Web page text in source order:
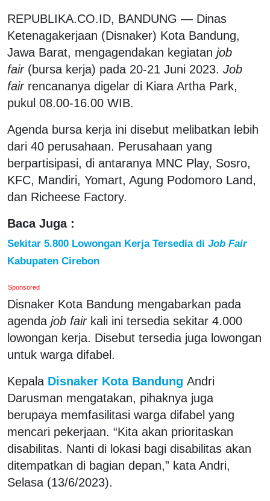
REPUBLIKA.CO.ID, BANDUNG — Dinas
Ketenagakerjaan (Disnaker) Kota Bandung,
Jawa Barat, mengagendakan kegiatan job
fair (bursa kerja) pada 20-21 Juni 2023. Job
fair rencananya digelar di Kiara Artha Park,
pukul 08.00-16.00 WIB.
Agenda bursa kerja ini disebut melibatkan lebih
dari 40 perusahaan. Perusahaan yang
berpartisipasi, di antaranya MNC Play, Sosro,
KFC, Mandiri, Yomart, Agung Podomoro Land,
dan Richeese Factory.
Baca Juga :
Sekitar 5.800 Lowongan Kerja Tersedia di Job Fair
Kabupaten Cirebon
Sponsored
Disnaker Kota Bandung mengabarkan pada
agenda job fair kali ini tersedia sekitar 4.000
lowongan kerja. Disebut tersedia juga lowongan
untuk warga difabel.
Kepala Disnaker Kota Bandung Andri
Darusman mengatakan, pihaknya juga
berupaya memfasilitasi warga difabel yang
mencari pekerjaan. “Kita akan prioritaskan
disabilitas. Nanti di lokasi bagi disabilitas akan
ditempatkan di bagian depan,” kata Andri,
Selasa (13/6/2023).